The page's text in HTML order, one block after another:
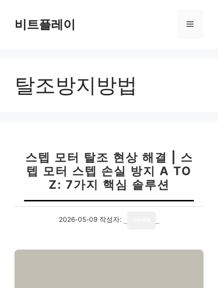
비트플레이 메
탈조방지방법
스텝 모터 탈조 현상 해결 | 스
텝 모터 스텝 손실 방지 A TO
Z: 7가지 핵심 솔루션
2026-05-09 작성자: